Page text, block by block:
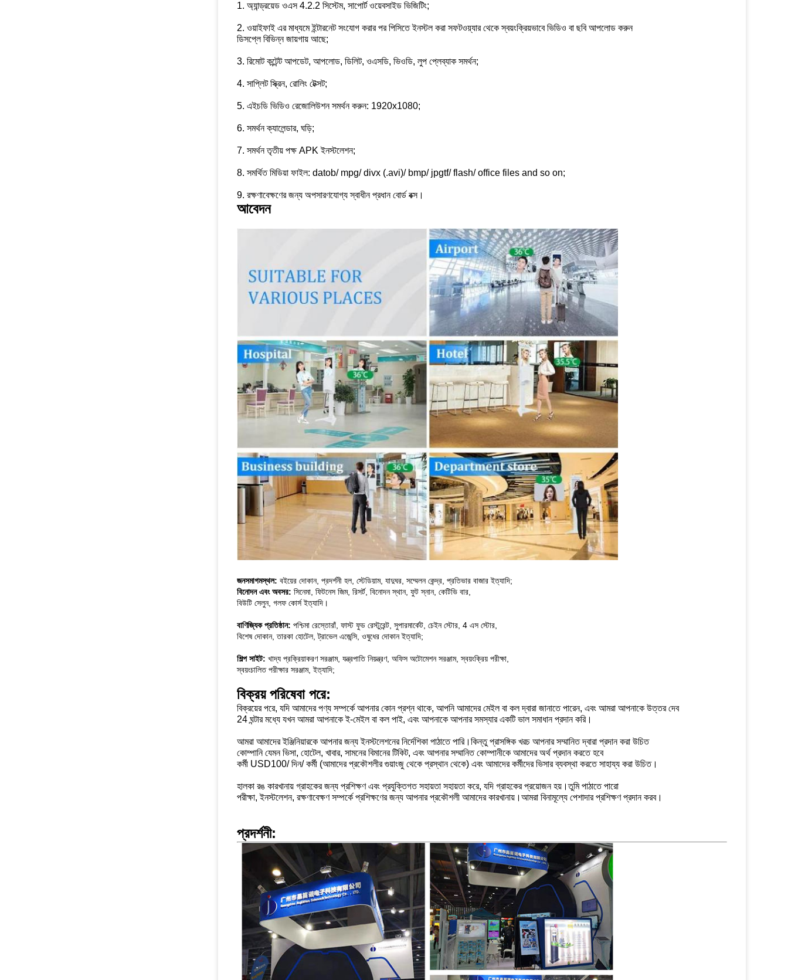
1. অ্যান্ড্রয়েড ওএস 4.2.2 সিস্টেম, সাপোর্ট ওয়েবসাইড ভিজিটিং;
2. ওয়াইফাই এর মাধ্যমে ইন্টারনেট সংযোগ করার পর পিসিতে ইনস্টল করা সফটওয়্যার থেকে স্বয়ংক্রিয়ভাবে ভিডিও বা ছবি আপলোড করুন
ডিসপ্লে বিভিন্ন জায়গায় আছে;
3. রিমোট কন্টেন্ট আপডেট, আপলোড, ডিলিট, ওএসডি, ভিওডি, লুপ প্লেব্যাক সমর্থন;
4. সাপ্লিট স্ক্রিন, রোলিং টেক্সট;
5. এইচডি ভিডিও রেজোলিউশন সমর্থন করুন: 1920x1080;
6. সমর্থন ক্যালেন্ডার, ঘড়ি;
7. সমর্থন তৃতীয় পক্ষ APK ইনস্টলেশন;
8. সমর্থিত মিডিয়া ফাইল: datob/ mpg/ divx (.avi)/ bmp/ jpgtf/ flash/ office files and so on;
9. রক্ষণাবেক্ষণের জন্য অপসারণযোগ্য স্বাধীন প্রধান বোর্ড বক্স।
আবেদন
জনসমাগমস্থল: বইয়ের দোকান, প্রদর্শনী হল, স্টেডিয়াম, যাদুঘর, সম্মেলন কেন্দ্র, প্রতিভার বাজার ইত্যাদি;
বিনোদন এবং অবসর: সিনেমা, ফিটনেস জিম, রিসর্ট, বিনোদন স্থান, ফুট স্নান, কেটিভি বার,
বিউটি সেলুন, গলফ কোর্স ইত্যাদি।
বাণিজ্যিক প্রতিষ্ঠান: পশ্চিমা রেস্তোরাঁ, ফাস্ট ফুড রেস্টুরেন্ট, সুপারমার্কেট, চেইন স্টোর, 4 এস স্টোর,
বিশেষ দোকান, তারকা হোটেল, ট্রাভেল এজেন্সি, ওষুধের দোকান ইত্যাদি;
শিল্প সাইট: খাদ্য প্রক্রিয়াকরণ সরঞ্জাম, যন্ত্রপাতি নিয়ন্ত্রণ, অফিস অটোমেশন সরঞ্জাম, স্বয়ংক্রিয় পরীক্ষা,
স্বয়ংচালিত পরীক্ষার সরঞ্জাম, ইত্যাদি;
বিক্রয় পরিষেবা পরে:
বিক্রয়ের পরে, যদি আমাদের পণ্য সম্পর্কে আপনার কোন প্রশ্ন থাকে, আপনি আমাদের মেইল ​​বা কল দ্বারা জানাতে পারেন, এবং আমরা আপনাকে উত্তর দেব
24 ঘন্টার মধ্যে যখন আমরা আপনাকে ই-মেইল বা কল পাই, এবং আপনাকে আপনার সমস্যার একটি ভাল সমাধান প্রদান করি।
আমরা আমাদের ইঞ্জিনিয়ারকে আপনার জন্য ইনস্টলেশনের নির্দেশিকা পাঠাতে পারি।কিন্তু প্রাসঙ্গিক খরচ আপনার সম্মানিত দ্বারা প্রদান করা উচিত
কোম্পানি যেমন ভিসা, হোটেল, খাবার, সামনের বিমানের টিকিট, এবং আপনার সম্মানিত কোম্পানীকে আমাদের অর্থ প্রদান করতে হবে
কর্মী USD100/ দিন/ কর্মী (আমাদের প্রকৌশলীর গুয়াংজু থেকে প্রস্থান থেকে) এবং আমাদের কর্মীদের ভিসার ব্যবস্থা করতে সাহায্য করা উচিত।
হালকা রঙ কারখানায় গ্রাহকের জন্য প্রশিক্ষণ এবং প্রযুক্তিগত সহায়তা সহায়তা করে, যদি গ্রাহকের প্রয়োজন হয়।তুমি পাঠাতে পারো
পরীক্ষা, ইনস্টলেশন, রক্ষণাবেক্ষণ সম্পর্কে প্রশিক্ষণের জন্য আপনার প্রকৌশলী আমাদের কারখানায়।আমরা বিনামূল্যে পেশাদার প্রশিক্ষণ প্রদান করব।
প্রদর্শনী: